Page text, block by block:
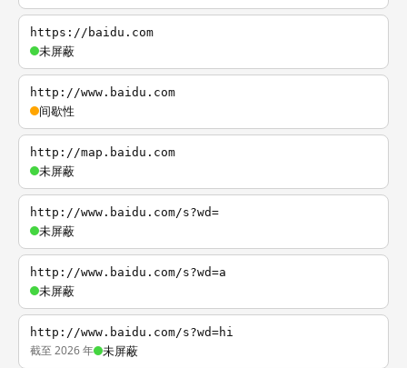
https://baidu.com
未屏蔽
http://www.baidu.com
间歇性
http://map.baidu.com
未屏蔽
http://www.baidu.com/s?wd=
未屏蔽
http://www.baidu.com/s?wd=a
未屏蔽
http://www.baidu.com/s?wd=hi
截至 2026 年 未屏蔽